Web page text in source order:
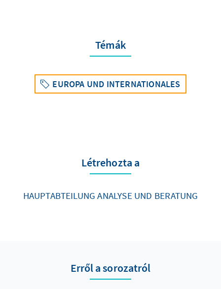
Témák
EUROPA UND INTERNATIONALES
Létrehozta a
HAUPTABTEILUNG ANALYSE UND BERATUNG
Erről a sorozatról